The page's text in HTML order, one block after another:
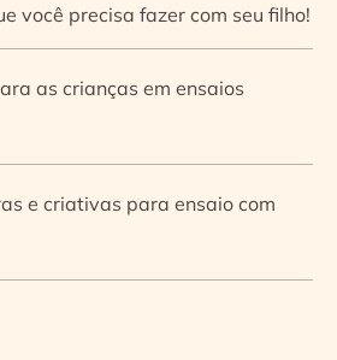
você precisa fazer com seu filho!
as crianças em ensaios
e criativas para ensaio com